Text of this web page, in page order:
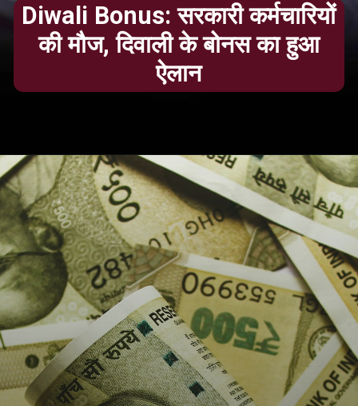
Diwali Bonus: सरकारी कर्मचारियों
की मौज, दिवाली के बोनस का हुआ
ऐलान